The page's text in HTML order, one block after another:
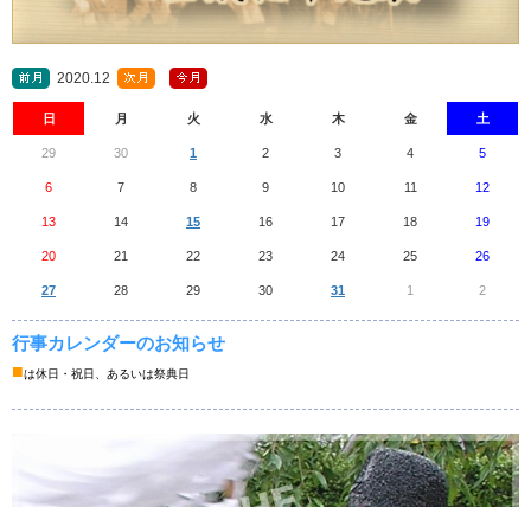
2020.12
日 月 火 水 木 金 土
29 30 1 2 3 4 5
6 7 8 9 10 11 12
13 14 15 16 17 18 19
20 21 22 23 24 25 26
27 28 29 30 31 1 2
行事カレンダーのお知らせ
■は休日・祝日、あるいは祭典日